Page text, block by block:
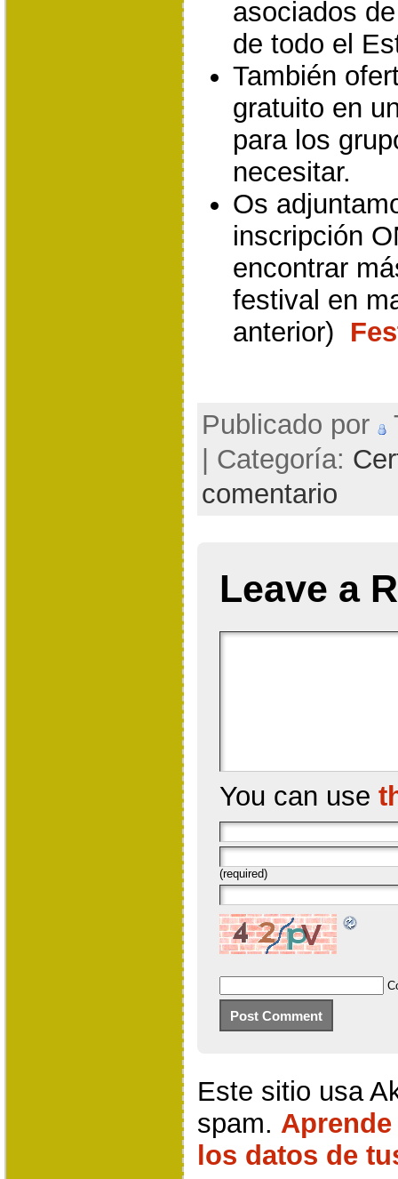
asociados
de todo el
También
gratuito en
para los
necesitar.
Os
inscripción
encontrar
festival en
anterior)
Publicado por
| Categoría:
comentario
Leave a
You can use
(required)
Este sitio usa
spam.
los datos de